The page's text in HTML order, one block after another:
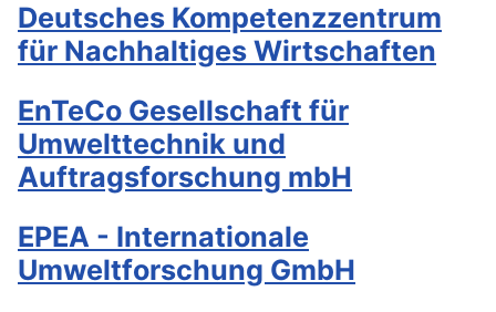
Deutsches Kompetenzzentrum
für Nachhaltiges Wirtschaften
EnTeCo Gesellschaft für
Umwelttechnik und
Auftragsforschung mbH
EPEA - Internationale
Umweltforschung GmbH